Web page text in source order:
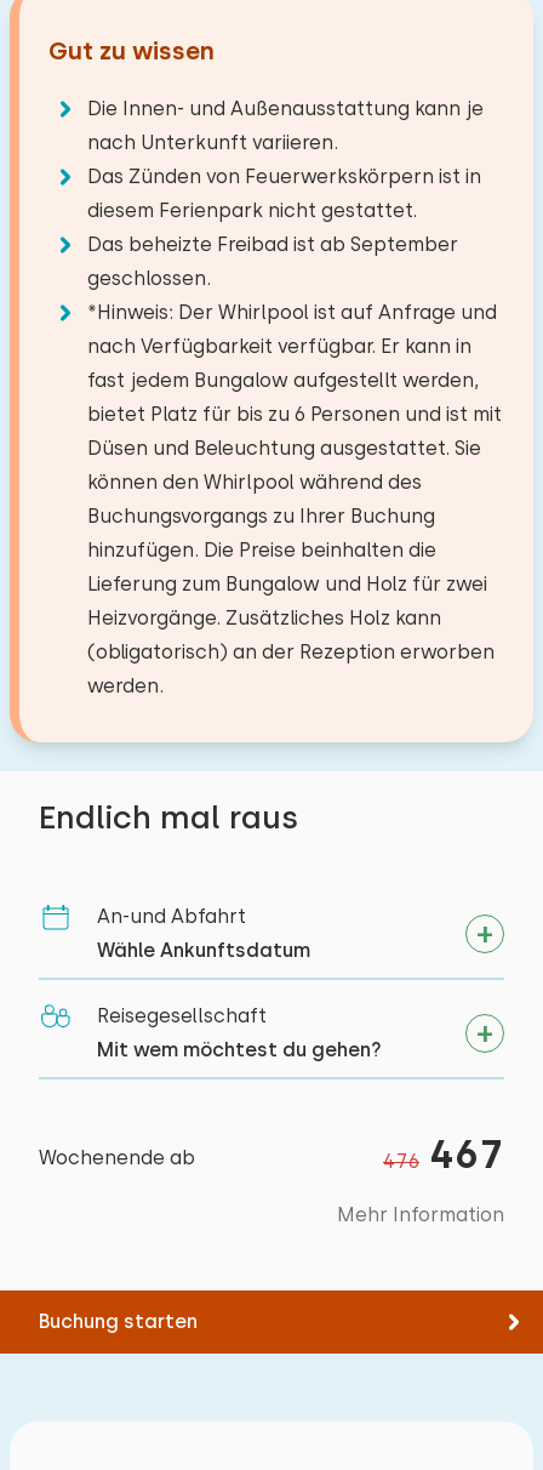
Endlich mal raus
Anzahl der Erwachsene
Anzahl der Kinder −
Anzahl der Babys −
Anzahl der Haustiere −
Löschen Verwenden
An-und Abfahrt
Wähle Ankunftsdatum
Reisegesellschaft
Mit wem möchtest du gehen?
Wochenende ab 476 467
Mehr Information
Buchung starten
Gut zu wissen
Die Innen- und Außenausstattung kann je
nach Unterkunft variieren.
Das Zünden von Feuerwerkskörpern ist in
diesem Ferienpark nicht gestattet.
Das beheizte Freibad ist ab September
geschlossen.
*Hinweis: Der Whirlpool ist auf Anfrage und
nach Verfügbarkeit verfügbar. Er kann in
fast jedem Bungalow aufgestellt werden,
bietet Platz für bis zu 6 Personen und ist mit
Düsen und Beleuchtung ausgestattet. Sie
können den Whirlpool während des
Buchungsvorgangs zu Ihrer Buchung
hinzufügen. Die Preise beinhalten die
Lieferung zum Bungalow und Holz für zwei
Heizvorgänge. Zusätzliches Holz kann
(obligatorisch) an der Rezeption erworben
werden.
Gas kochfeld
Kühlschrank mit Gefrierfach
Filter Kaffeemaschine
Senseo
Wasserkocher
Draußen
Privatparkplätze: 1
Garten
Mit Terrasse
Lounge-set
Sonnenschirm
Bergung
Zugänglichkeit
Bettdecke(n): Einzelbettdecke
Bett: Einzel
Abmessungen: 80 x 200
Bettdecke(n): Einzelbettdecke
Extras:
Platz für Kinderbett
Schlafzimmer
Boden:
1. Stock
Schlafplätze: 2
Bett: Einzel
Abmessungen: 80 x 200
Bettdecke(n): Einzelbettdecke
Bett: Einzel
Bettdecke(n): Einzelbettdecke
Platz für Kinderbett
Einrichtungen:
Waschen-Handbassin
Badewanne
Dusche im Bad
Toilettenraum
Toiletten:1